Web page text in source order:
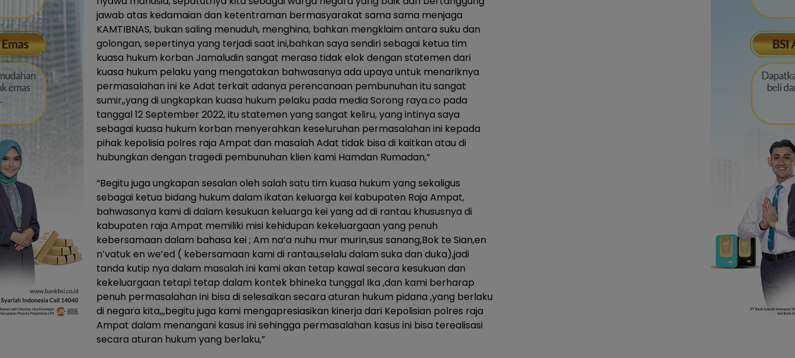
jawab atas kedamaian dan ketentraman bermasyarakat sama sama menjaga
KAMTIBNAS, bukan saling menuduh, menghina, bahkan mengklaim antara suku dan
golongan, sepertinya yang terjadi saat ini,bahkan saya sendiri sebagai ketua tim
kuasa hukum korban Jamaludin sangat merasa tidak elok dengan statemen dari
kuasa hukum pelaku yang mengatakan bahwasanya ada upaya untuk menariknya
permasalahan ini ke Adat terkait adanya perencanaan pembunuhan itu sangat
sumir,,yang di ungkapkan kuasa hukum pelaku pada media Sorong raya.co pada
tanggal 12 September 2022, itu statemen yang sangat keliru, yang intinya saya
sebagai kuasa hukum korban menyerahkan keseluruhan permasalahan ini kepada
pihak kepolisia polres raja Ampat dan masalah Adat tidak bisa di kaitkan atau di
hubungkan dengan tragedi pembunuhan klien kami Hamdan Rumadan,”
“Begitu juga ungkapan sesalan oleh salah satu tim kuasa hukum yang sekaligus
sebagai ketua bidang hukum dalam ikatan keluarga kei kabupaten Raja Ampat,
bahwasanya kami di dalam kesukuan keluarga kei yang ad di rantau khususnya di
kabupaten raja Ampat memiliki misi kehidupan kekeluargaan yang penuh
kebersamaan dalam bahasa kei ; Am na’a nuhu mur murin,sus sanang,Bok te Sian,en
n’vatuk en we’ed ( kebersamaan kami di rantau,selalu dalam suka dan duka),jadi
tanda kutip nya dalam masalah ini kami akan tetap kawal secara kesukuan dan
kekeluargaan tetapi tetap dalam kontek bhineka tunggal Ika ,dan kami berharap
penuh permasalahan ini bisa di selesaikan secara aturan hukum pidana ,yang berlaku
di negara kita,,,begitu juga kami mengapresiasikan kinerja dari Kepolisian polres raja
Ampat dalam menangani kasus ini sehingga permasalahan kasus ini bisa terealisasi
secara aturan hukum yang berlaku,”